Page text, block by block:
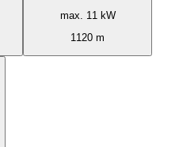
max. 11 kW
1120 m